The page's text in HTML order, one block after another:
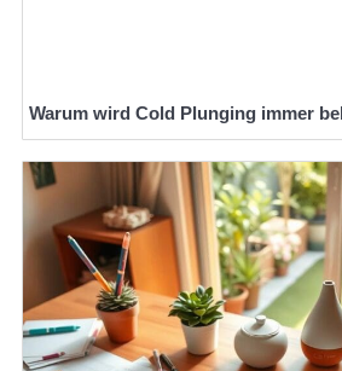
Warum wird Cold Plunging immer